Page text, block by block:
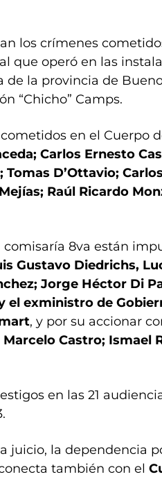
los crímenes
que operó en las
de la provincia de
“Chicho” Camps.
en el Cuerpo
Carlos Ernesto
D’Ottavio;
Raúl Ricardo
comisaría 8va están
Gustavo Diedrichs,
Jorge Héctor Di
el exministro de
, y por su accionar
Marcelo Castro; Ismael
en las 21
juicio, la dependencia
también con el